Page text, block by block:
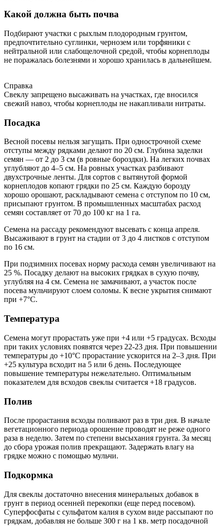
Какой должна быть почва
Подбирают участки с рыхлым плодородным грунтом,
предпочтительно суглинки, чернозем или торфяники с
нейтральной или слабощелочной средой, чтобы корнеплоды
не поражалась болезнями и хорошо хранилась в дальнейшем.
Справка
Свеклу запрещено высаживать на участках, где вносился
свежий навоз, чтобы корнеплоды не накапливали нитраты.
Посадка
Весной посевы нельзя загущать. При однострочной схеме
отступы между рядками делают по 20 см. Глубина заделки
семян — от 2 до 3 см (в ровные бороздки). На легких почвах
углубляют до 4–5 см. На ровных участках разбивают
двухстрочные ленты. Для сортов с вытянутой формой
корнеплодов копают грядки по 25 см. Каждую борозду
хорошо орошают, раскладывают семена с отступом по 10 см,
присыпают грунтом. В промышленных масштабах расход
семян составляет от 70 до 100 кг на 1 га.
Семена на рассаду рекомендуют высевать с конца апреля.
Высаживают в грунт на стадии от 3 до 4 листков с отступом
по 16 см.
При подзимних посевах норму расхода семян увеличивают на
25 %. Посадку делают на высоких грядках в сухую почву,
углубляя на 4 см. Семена не замачивают, а участок после
посева мульчируют слоем соломы. К весне укрытия снимают
при +7°C.
Температура
Семена могут прорастать уже при +4 или +5 градусах. Всходы
при таких условиях появятся через 22-23 дня. При повышении
температуры до +10°C прорастание ускорится на 2–3 дня. При
+25 культура всходит на 5 или 6 день. Последующее
повышение температуры нежелательно. Оптимальным
показателем для всходов свеклы считается +18 градусов.
Полив
После прорастания всходы поливают раз в три дня. В начале
вегетационного периода орошение проводят не реже одного
раза в неделю. Затем по степени высыхания грунта. За месяц
до сбора урожая полив прекращают. Задержать влагу на
грядке можно с помощью мульчи.
Подкормка
Для свеклы достаточно внесения минеральных добавок в
грунт в период осенней перекопки (еще перед посевом).
Суперфосфаты с сульфатом калия в сухом виде рассыпают по
грядкам, добавляя не больше 300 г на 1 кв. метр посадочной